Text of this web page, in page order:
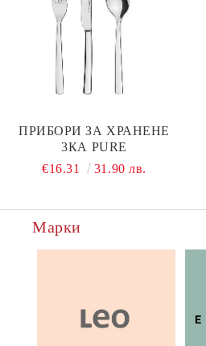
ПРИБОРИ ЗА ХРАНЕНЕ
3КА PURE
€16.31
31.90 лв.
Марки